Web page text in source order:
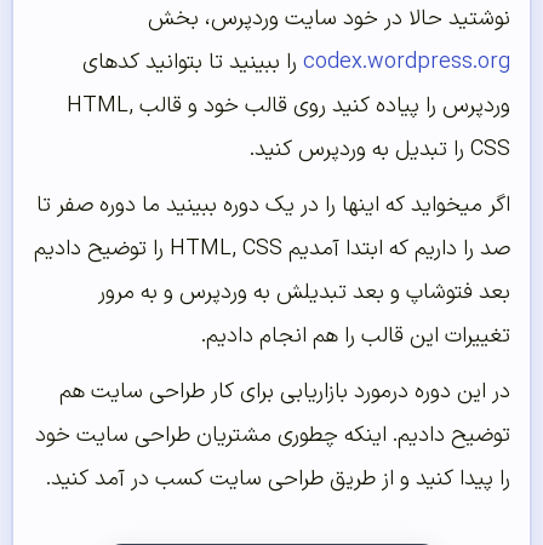
نوشتید حالا در خود سایت وردپرس، بخش
codex.wordpress.org را ببینید تا بتوانید کدهای
وردپرس را پیاده کنید روی قالب خود و قالب HTML,
CSS را تبدیل به وردپرس کنید.
اگر میخواید که اینها را در یک دوره ببینید ما دوره صفر تا
صد را داریم که ابتدا آمدیم HTML, CSS را توضیح دادیم
بعد فتوشاپ و بعد تبدیلش به وردپرس و به مرور
تغییرات این قالب را هم انجام دادیم.
در این دوره درمورد بازاریابی برای کار طراحی سایت هم
توضیح دادیم. اینکه چطوری مشتریان طراحی سایت خود
را پیدا کنید و از طریق طراحی سایت کسب در آمد کنید.